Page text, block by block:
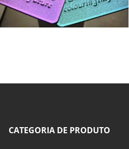
CATEGORIA DE PRODUTO